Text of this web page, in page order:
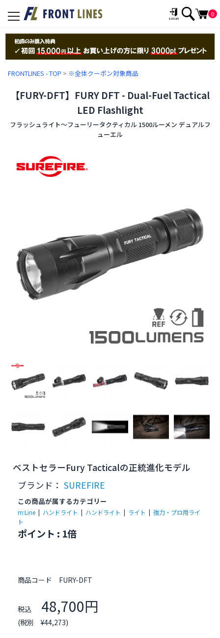
toggle
navigation
0
FRONTLINES - TOP > ※全体クーポン対象商品
【FURY-DFT】FURY DFT - Dual-Fuel Tactical
LED Flashlight
フラッシュライト〜フューリータクティカル 1500ルーメン デュアルフ
ューエル
ベストセラーFury Tacticalの正統進化モデル
ブランド： SUREFIRE
この商品が属するカテゴリー
m:Line | ハンドライト | ハンドライト | ライト | 強力・プロ用ライ
ト
ポイント : 1倍
商品コード FURY-DFT
税込 48,700円
(税別 ¥44,273)